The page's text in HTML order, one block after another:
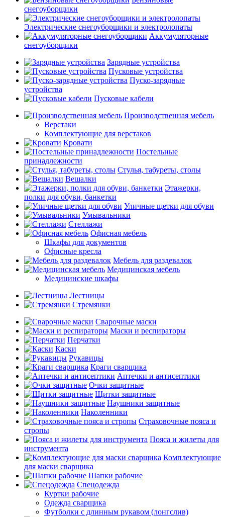
снегоуборщики
Электрические снегоуборщики и электролопаты
Аккумуляторные
снегоуборщики
Зарядные устройства
Пусковые устройства
Пуско-зарядные
устройства
Пусковые кабели
Производственная мебель
Верстаки
Комплектующие для верстаков
Кровати
Постельные
принадлежности
Стулья, табуреты, столы
Вешалки
Этажерки,
полки для обуви, банкетки
Уличные щетки для обуви
Умывальники
Стеллажи
Офисная мебель
Шкафы для документов
Офисные кресла
Мебель для раздевалок
Медицинская мебель
Медицинские шкафы
Лестницы
Стремянки
Сварочные маски
Маски и респираторы
Перчатки
Каски
Рукавицы
Краги сварщика
Аптечки и антисептики
Очки защитные
Щитки защитные
Наушники защитные
Наколенники
Страховочные пояса и
стропы
Пояса и жилеты для
инструмента
Комплектующие
для маски сварщика
Шапки рабочие
Спецодежда
Куртки рабочие
Одежда сварщика
Футболки с длинным рукавом (лонгслив)